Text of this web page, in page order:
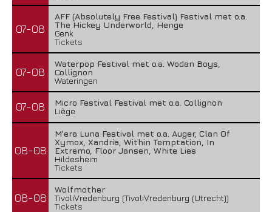
07-08
AFF (Absolutely Free Festival) Festival met o.a.
The Hickey Underworld, Henge
Genk
Tickets
07-08
Waterpop Festival met o.a. Wodan Boys,
Collignon
Wateringen
07-08
Micro Festival Festival met o.a. Collignon
Liège
08-08
M'era Luna Festival met o.a. Auger, Clan Of
Xymox, Xandria, Within Temptation, In
Extremo, Floor Jansen, White Lies
Hildesheim
Tickets
08-08
Wolfmother
TivoliVredenburg (TivoliVredenburg (Utrecht))
Tickets